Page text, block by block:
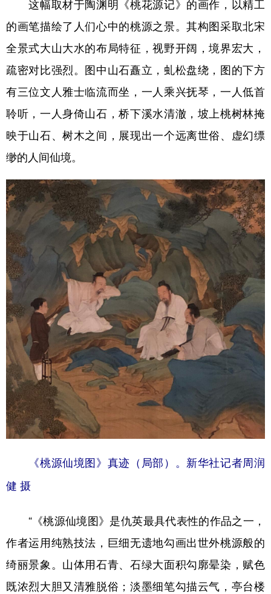
这幅取材于陶渊明《桃花源记》的画作，以精工
的画笔描绘了人们心中的桃源之景。其构图采取北宋
全景式大山大水的布局特征，视野开阔，境界宏大，
疏密对比强烈。图中山石矗立，虬松盘绕，图的下方
有三位文人雅士临流而坐，一人乘兴抚琴，一人低首
聆听，一人身倚山石，桥下溪水清澈，坡上桃树林掩
映于山石、树木之间，展现出一个远离世俗、虚幻缥
缈的人间仙境。
《桃源仙境图》真迹（局部）。新华社记者周润
健 摄
“《桃源仙境图》是仇英最具代表性的作品之一，
作者运用纯熟技法，巨细无遗地勾画出世外桃源般的
绮丽景象。山体用石青、石绿大面积勾廓晕染，赋色
既浓烈大胆又清雅脱俗；淡墨细笔勾描云气，亭台楼